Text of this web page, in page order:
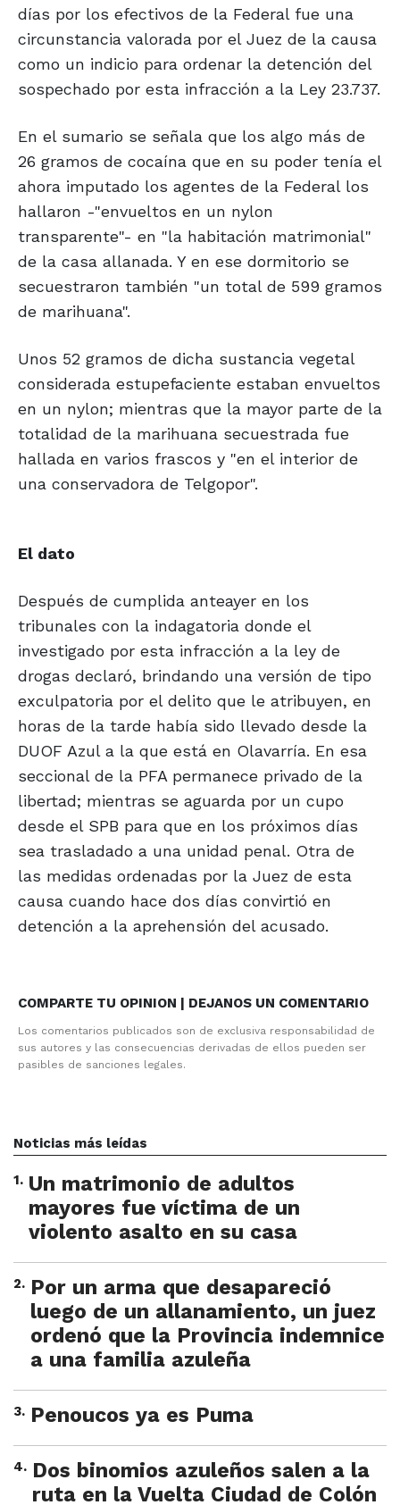
días por los efectivos de la Federal fue una
circunstancia valorada por el Juez de la causa
como un indicio para ordenar la detención del
sospechado por esta infracción a la Ley 23.737.
En el sumario se señala que los algo más de
26 gramos de cocaína que en su poder tenía el
ahora imputado los agentes de la Federal los
hallaron -"envueltos en un nylon
transparente"- en "la habitación matrimonial"
de la casa allanada. Y en ese dormitorio se
secuestraron también "un total de 599 gramos
de marihuana".
Unos 52 gramos de dicha sustancia vegetal
considerada estupefaciente estaban envueltos
en un nylon; mientras que la mayor parte de la
totalidad de la marihuana secuestrada fue
hallada en varios frascos y "en el interior de
una conservadora de Telgopor".
El dato
Después de cumplida anteayer en los
tribunales con la indagatoria donde el
investigado por esta infracción a la ley de
drogas declaró, brindando una versión de tipo
exculpatoria por el delito que le atribuyen, en
horas de la tarde había sido llevado desde la
DUOF Azul a la que está en Olavarría. En esa
seccional de la PFA permanece privado de la
libertad; mientras se aguarda por un cupo
desde el SPB para que en los próximos días
sea trasladado a una unidad penal. Otra de
las medidas ordenadas por la Juez de esta
causa cuando hace dos días convirtió en
detención a la aprehensión del acusado.
COMPARTE TU OPINION | DEJANOS UN COMENTARIO
Los comentarios publicados son de exclusiva responsabilidad de
sus autores y las consecuencias derivadas de ellos pueden ser
pasibles de sanciones legales.
Noticias más leídas
1. Un matrimonio de adultos
mayores fue víctima de un
violento asalto en su casa
2. Por un arma que desapareció
luego de un allanamiento, un juez
ordenó que la Provincia indemnice
a una familia azuleña
3. Penoucos ya es Puma
4. Dos binomios azuleños salen a la
ruta en la Vuelta Ciudad de Colón